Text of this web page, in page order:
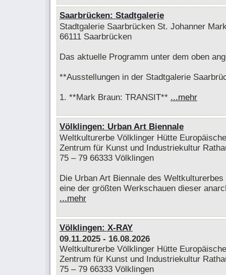
Saarbrücken: Stadtgalerie
Stadtgalerie Saarbrücken St. Johanner
66111 Saarbrücken
Das aktuelle Programm unter dem oben
**Ausstellungen in der Stadtgalerie
1. **Mark Braun: TRANSIT** ...mehr
Völklingen: Urban Art Biennale
Weltkulturerbe Völklinger Hütte
Zentrum für Kunst und Industriekultur
75 – 79 66333 Völklingen
Die Urban Art Biennale des
eine der größten Werkschauen dieser
...mehr
Völklingen: X-RAY
09.11.2025 - 16.08.2026
Weltkulturerbe Völklinger Hütte
Zentrum für Kunst und Industriekultur
75 – 79 66333 Völklingen